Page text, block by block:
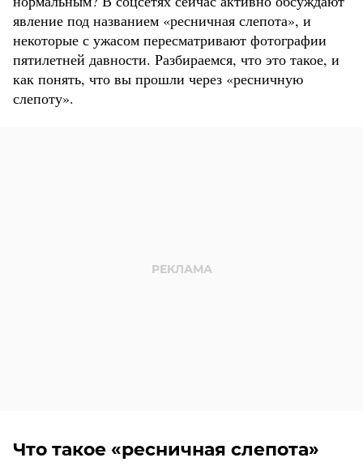
явление под названием «ресничная слепота», и
некоторые с ужасом пересматривают фотографии
пятилетней давности. Разбираемся, что это такое, и
как понять, что вы прошли через «ресничную
слепоту».
Что такое «ресничная слепота»